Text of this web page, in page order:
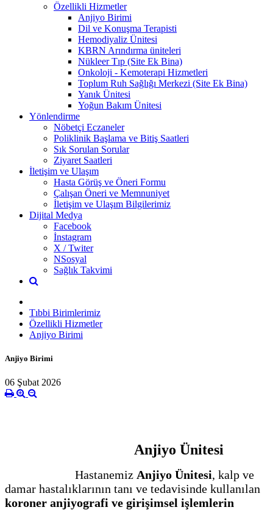
Özellikli Hizmetler
Anjiyo Birimi
Dil ve Konuşma Terapisti
Hemodiyaliz Ünitesi
KBRN Arındırma üniteleri
Nükleer Tıp (Site Ek Bina)
Onkoloji - Kemoterapi Hizmetleri
Toplum Ruh Sağlığı Merkezi (Site Ek Bina)
Yanık Ünitesi
Yoğun Bakım Ünitesi
Yönlendirme
Nöbetçi Eczaneler
Poliklinik Başlama ve Bitiş Saatleri
Sık Sorulan Sorular
Ziyaret Saatleri
İletişim ve Ulaşım
Hasta Görüş ve Öneri Formu
Çalışan Öneri ve Memnuniyet
İletişim ve Ulaşım Bilgilerimiz
Dijital Medya
Facebook
İnstagram
X / Twiter
NSosyal
Sağlık Takvimi
Tıbbi Birimlerimiz
Özellikli Hizmetler
Anjiyo Birimi
Anjiyo Birimi
06 Şubat 2026
Anjiyo Ünitesi
Hastanemiz Anjiyo Ünitesi, kalp ve
damar hastalıklarının tanı ve tedavisinde kullanılan
koroner anjiyografi ve girişimsel işlemlerin